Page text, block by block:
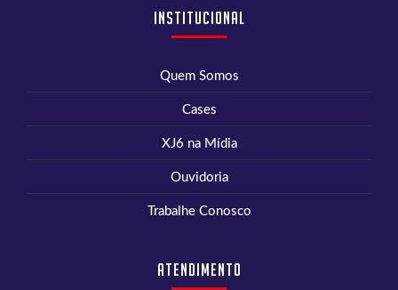
Institucional
Quem Somos
Cases
XJ6 na Mídia
Ouvidoria
Trabalhe Conosco
Atendimento